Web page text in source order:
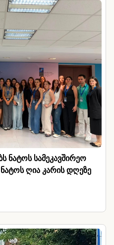
ნატოს სამეკავშირეო
ღია კარის დღეზე